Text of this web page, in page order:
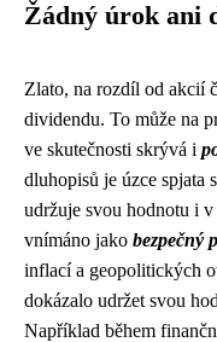
Žádný úrok ani
Zlato, na rozdíl od akcií
dividendu. To může na
ve skutečnosti skrývá i
dluhopisů je úzce spjata
udržuje svou hodnotu i
vnímáno jako bezpečný
inflací a geopolitických
dokázalo udržet svou
Například během